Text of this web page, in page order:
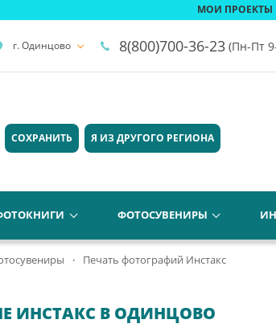
МОИ ПРОЕКТЫ
г. Одинцово 8(800)700-36-23 (Пн-Пт
СОХРАНИТЬ
Я ИЗ ДРУГОГО РЕГИОНА
ФОТОСУВЕНИРЫ
Печать фотографий Инстакс
ИНСТАКС В ОДИНЦОВО